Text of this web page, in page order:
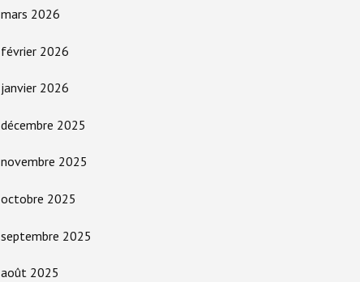
mars 2026
février 2026
janvier 2026
décembre 2025
novembre 2025
octobre 2025
septembre 2025
août 2025